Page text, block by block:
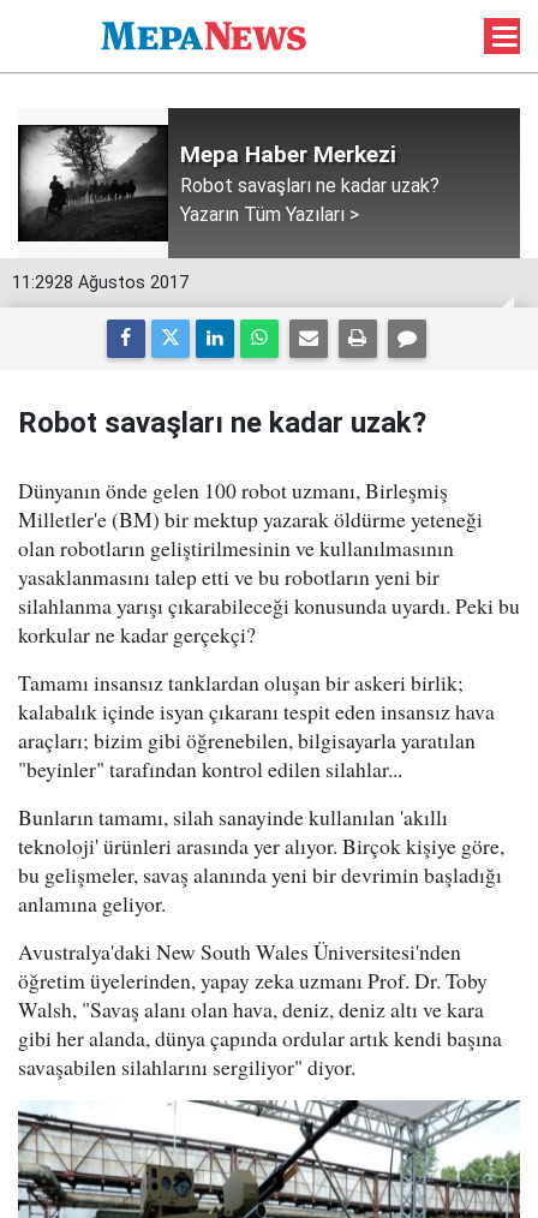
Mepa Haber Merkezi
Robot savaşları ne kadar uzak?
Yazarın Tüm Yazıları >
11:2928 Ağustos 2017
Robot savaşları ne kadar uzak?
Dünyanın önde gelen 100 robot uzmanı, Birleşmiş
Milletler'e (BM) bir mektup yazarak öldürme yeteneği
olan robotların geliştirilmesinin ve kullanılmasının
yasaklanmasını talep etti ve bu robotların yeni bir
silahlanma yarışı çıkarabileceği konusunda uyardı. Peki bu
korkular ne kadar gerçekçi?
Tamamı insansız tanklardan oluşan bir askeri birlik;
kalabalık içinde isyan çıkaranı tespit eden insansız hava
araçları; bizim gibi öğrenebilen, bilgisayarla yaratılan
"beyinler" tarafından kontrol edilen silahlar...
Bunların tamamı, silah sanayinde kullanılan 'akıllı
teknoloji' ürünleri arasında yer alıyor. Birçok kişiye göre,
bu gelişmeler, savaş alanında yeni bir devrimin başladığı
anlamına geliyor.
Avustralya'daki New South Wales Üniversitesi'nden
öğretim üyelerinden, yapay zeka uzmanı Prof. Dr. Toby
Walsh, "Savaş alanı olan hava, deniz, deniz altı ve kara
gibi her alanda, dünya çapında ordular artık kendi başına
savaşabilen silahlarını sergiliyor" diyor.